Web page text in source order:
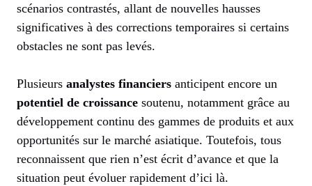
scénarios contrastés, allant de nouvelles hausses
significatives à des corrections temporaires si certains
obstacles ne sont pas levés.
Plusieurs analystes financiers anticipent encore un
potentiel de croissance soutenu, notamment grâce au
développement continu des gammes de produits et aux
opportunités sur le marché asiatique. Toutefois, tous
reconnaissent que rien n’est écrit d’avance et que la
situation peut évoluer rapidement d’ici là.